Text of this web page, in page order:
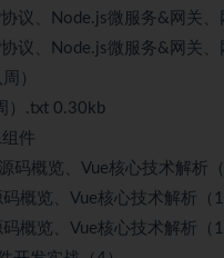
议、Node.js微服务&网关
议、Node.js微服务&网关
）
）.txt 0.30kb
件
码概览、Vue核心技术解析（
概览、Vue核心技术解析（
概览、Vue核心技术解析（